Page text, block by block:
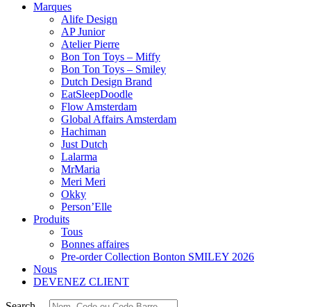
Marques
Alife Design
AP Junior
Atelier Pierre
Bon Ton Toys – Miffy
Bon Ton Toys – Smiley
Dutch Design Brand
EatSleepDoodle
Flow Amsterdam
Global Affairs Amsterdam
Hachiman
Just Dutch
Lalarma
MrMaria
Meri Meri
Okky
Person’Elle
Produits
Tous
Bonnes affaires
Pre-order Collection Bonton SMILEY 2026
Nous
DEVENEZ CLIENT